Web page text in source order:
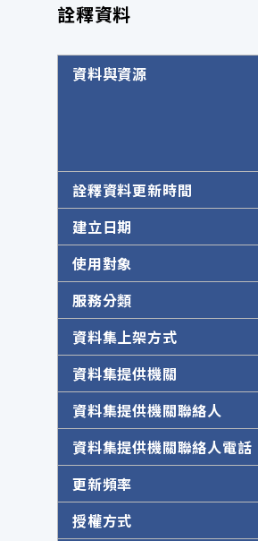
詮釋資料
詮釋資料詳細內容
資料與資源
詮釋資料更新時間
建立日期
使用對象
服務分類
資料集上架方式
資料集提供機關
資料集提供機關聯絡人
資料集提供機關聯絡人電話
更新頻率
授權方式